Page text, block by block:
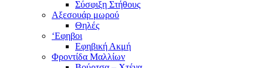
Σύσφιξη Στήθους
Αξεσουάρ μωρού
Θηλές
‘Εφηβοι
Εφηβική Ακμή
Φροντίδα Μαλλίων